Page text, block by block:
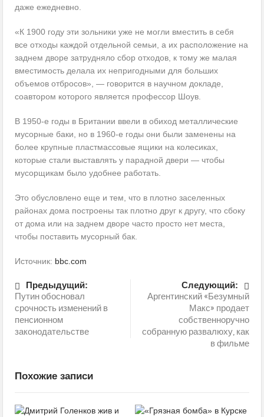
даже ежедневно.
«К 1900 году эти зольники уже не могли вместить в себя
все отходы каждой отдельной семьи, а их расположение на
заднем дворе затрудняло сбор отходов, к тому же малая
вместимость делала их непригодными для больших
объемов отбросов», — говорится в научном докладе,
соавтором которого является профессор Шоув.
В 1950-е годы в Британии ввели в обиход металлические
мусорные баки, но в 1960-е годы они были заменены на
более крупные пластмассовые ящики на колесиках,
которые стали выставлять у парадной двери — чтобы
мусорщикам было удобнее работать.
Это обусловлено еще и тем, что в плотно заселенных
районах дома построены так плотно друг к другу, что сбоку
от дома или на заднем дворе часто просто нет места,
чтобы поставить мусорный бак.
Источник: bbc.com
Предыдущий:
Путин обосновал
срочность изменений в
пенсионном
законодательстве
Следующий:
Аргентинский «Безумный
Макс» продает
собственноручно
собранную развалюху, как
в фильме
Похожие записи